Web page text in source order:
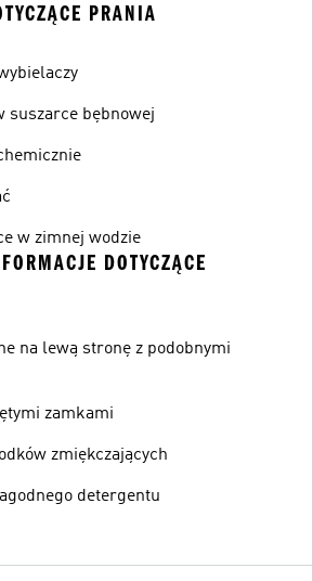
PRANIA
suszarce bębnowej
w zimnej wodzie
DOTYCZĄCE
na lewą stronę z podobnymi
zamkami
zmiękczających
detergentu